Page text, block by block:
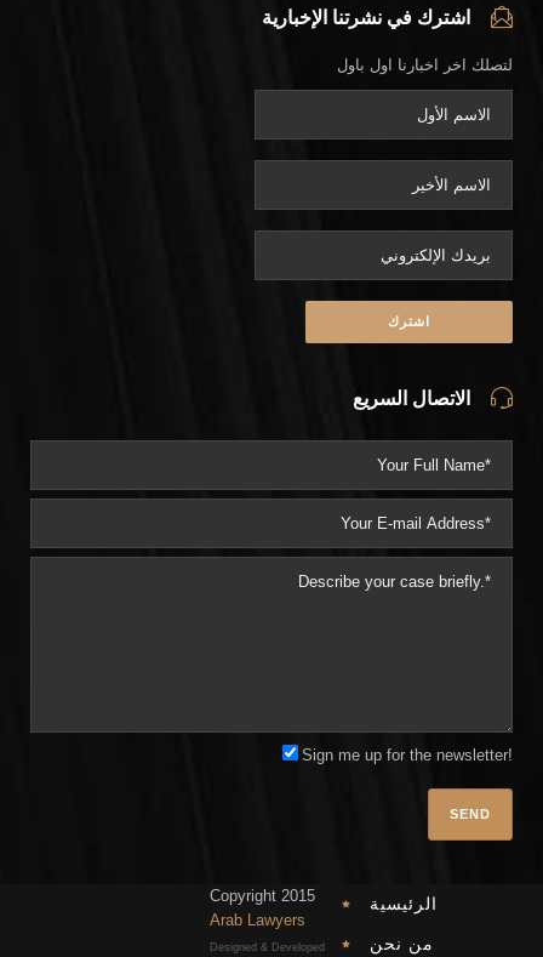
اشترك في نشرتنا الإخبارية
لتصلك اخر اخبارنا اول باول
الاتصال السريع
Sign me up for the newsletter!
الرئيسية
من نحن
Copyright 2015
Arab Lawyers
Designed & Developed